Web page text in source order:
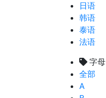
日语
韩语
泰语
法语
字母
全部
A